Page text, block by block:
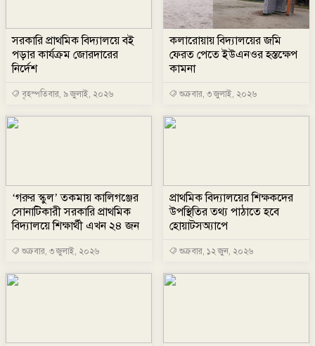
সরকারি প্রাথমিক বিদ্যালয়ে বই
পড়ার কার্যক্রম জোরদারের
নির্দেশ
বৃহস্পতিবার, ৯ জুলাই, ২০২৬
কলারোয়ায় বিদ্যালয়ের জমি
ফেরত পেতে ইউএনওর হস্তক্ষেপ
কামনা
শুক্রবার, ৩ জুলাই, ২০২৬
‘গরুর স্কুল’ তকমায় কালিগঞ্জের
সোনাটিকারী সরকারি প্রাথমিক
বিদ্যালয়ে শিক্ষার্থী এখন ২৪ জন
শুক্রবার, ৩ জুলাই, ২০২৬
প্রাথমিক বিদ্যালয়ের শিক্ষকদের
উপস্থিতির তথ্য পাঠাতে হবে
হোয়াটসঅ্যাপে
শুক্রবার, ১২ জুন, ২০২৬